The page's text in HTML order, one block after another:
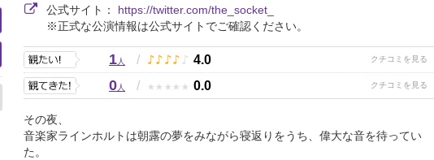
公式サイト： https://twitter.com/the_socket_
※正式な公演情報は公式サイトでご確認ください。
1人 / ♪ ♪ ♪ ♪ ♪ 4.0
0人 / ★ ★ ★ ★ ★ 0.0
その夜、
音楽家ラインホルトは朝露の夢をみながら寝返りをうち、偉大な音を待ってい
た。